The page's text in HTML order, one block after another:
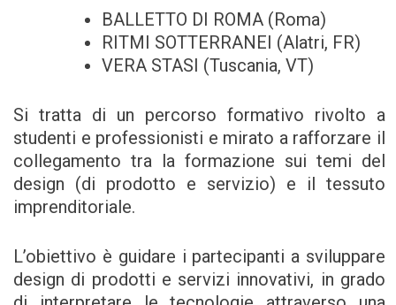
BALLETTO DI ROMA (Roma)
RITMI SOTTERRANEI (Alatri, FR)
VERA STASI (Tuscania, VT)
Si tratta di un percorso formativo rivolto a
studenti e professionisti e mirato a rafforzare il
collegamento tra la formazione sui temi del
design (di prodotto e servizio) e il tessuto
imprenditoriale.
L’obiettivo è guidare i partecipanti a sviluppare
design di prodotti e servizi innovativi, in grado